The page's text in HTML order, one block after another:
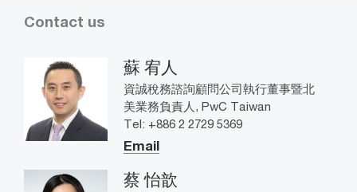
Contact us
蘇 宥人
資誠稅務諮詢顧問公司執行董事暨北
美業務負責人, PwC Taiwan
Tel: +886 2 2729 5369
Email
蔡 怡歆